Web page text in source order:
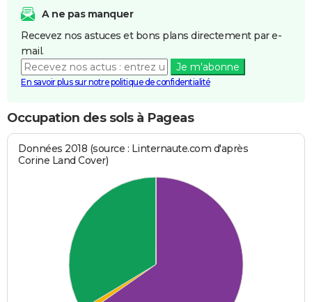
A ne pas manquer
Recevez nos astuces et bons plans directement par e-
mail.
Je m'abonne
En savoir plus sur notre politique de confidentialité
Occupation des sols à Pageas
Données 2018 (source : Linternaute.com d'après
Corine Land Cover)